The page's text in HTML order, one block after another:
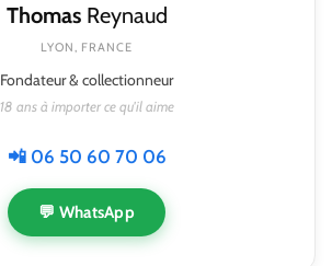
ThomasReynaud
LYON, FRANCE
Fondateur & collectionneur
18 ans à importer ce qu'il aime
📲 06 50 60 70 06
💬 WhatsApp